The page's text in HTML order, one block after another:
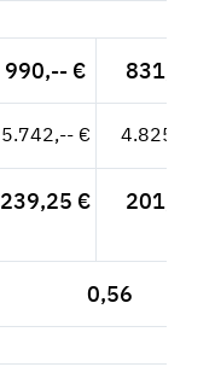
990,-- € 831,93 €
5.742,-- € 4.825,21 €
239,25 € 201,05 €
0,56